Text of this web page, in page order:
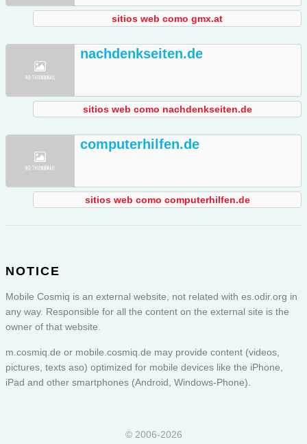
sitios web como gmx.at
nachdenkseiten.de
sitios web como nachdenkseiten.de
computerhilfen.de
sitios web como computerhilfen.de
NOTICE
Mobile Cosmiq is an external website, not related with es.odir.org in
any way. Responsible for all the content on the external site is the
owner of that website.
m.cosmiq.de or mobile.cosmiq.de may provide content (videos,
pictures, texts aso) optimized for mobile devices like the iPhone,
iPad and other smartphones (Android, Windows-Phone).
© 2006-2026